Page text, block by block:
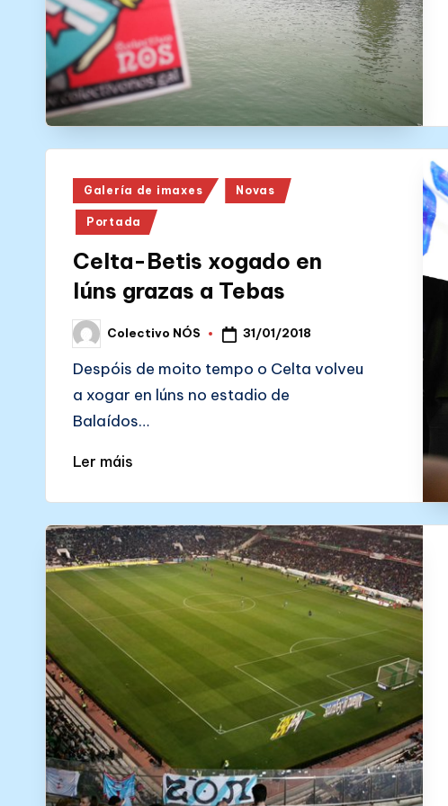
N
Ó
S
Posted
in
Galería de imaxes Novas
Portada
Celta-Betis xogado en
lúns grazas a Tebas
Posted
by
Colectivo NÓS 31/01/2018
Despóis de moito tempo o Celta volveu
a xogar en lúns no estadio de
Balaídos…
Ler máis